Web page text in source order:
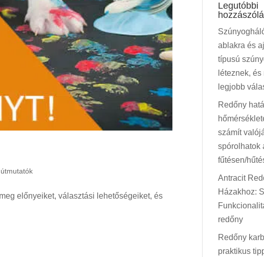
előnyeiket, választási lehetőségeiket, és
Legutóbbi
ablakra és
típusú
léteznek,
legjobb
Redőny
számít
spórolhatok
fűtésen/
Antracit
Házakhoz:
redőny
Redőny
praktikus